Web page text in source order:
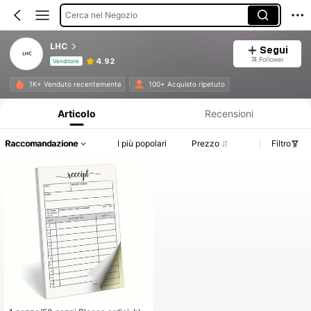
Cerca nel Negozio
LHC
Venditore 4.92
Segui
74 Follower
1K+ Venduto recentemente 100+ Acquisto ripetuto
Articolo Recensioni
Raccomandazione I più popolari Prezzo Filtro